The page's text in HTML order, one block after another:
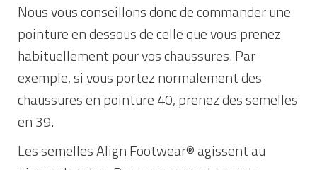
Nous vous conseillons donc de commander une
pointure en dessous de celle que vous prenez
habituellement pour vos chaussures. Par
exemple, si vous portez normalement des
chaussures en pointure 40, prenez des semelles
en 39.
Les semelles Align Footwear® agissent au